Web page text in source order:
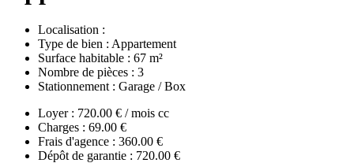
Localisation :
Type de bien : Appartement
Surface habitable : 67 m²
Nombre de pièces : 3
Stationnement : Garage / Box
Loyer : 720.00 € / mois cc
Charges : 69.00 €
Frais d'agence : 360.00 €
Dépôt de garantie : 720.00 €